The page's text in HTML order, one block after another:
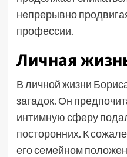
непрерывно
профессии.
Личная
В личной жизни
загадок. Он
интимную сферу
посторонних. К
его семейном